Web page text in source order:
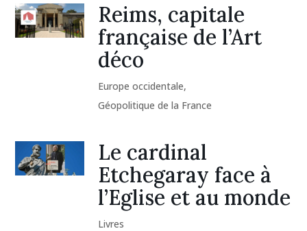
Reims, capitale
française de l’Art
déco
Europe occidentale,
Géopolitique de la France
Le cardinal
Etchegaray face à
l’Eglise et au monde
Livres